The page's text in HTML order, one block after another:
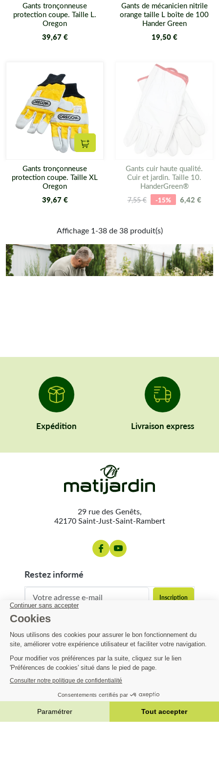
Gants tronçonneuse
protection coupe. Taille L.
Oregon
39,67 €
Gants de mécanicien nitrile
orange taille L boîte de 100
Hander Green
19,50 €
Ajouter au panier
Gants tronçonneuse
protection coupe. Taille XL
Oregon
39,67 €
Gants cuir haute qualité.
Cuir et jardin. Taille 10.
HanderGreen®
7,55 € -15% 6,42 €
Affichage 1-38 de 38 produit(s)
Expédition Livraison express
29 rue des Genêts,
42170 Saint-Just-Saint-Rambert
restez informé
contact@matijardin.fr 04 81 120 120
Matijardin
Infos pratiques
|Réalisation